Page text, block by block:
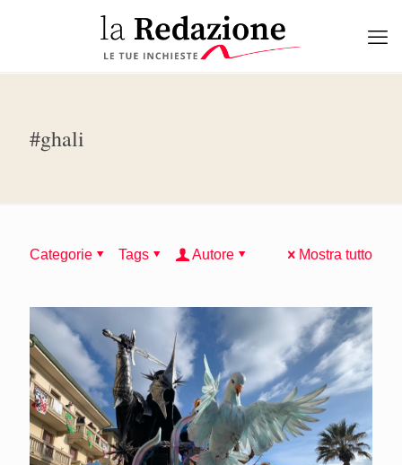
#ghali
Categorie Tags Autore Mostra tutto